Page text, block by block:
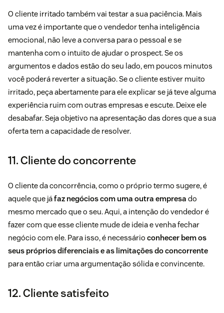
O cliente irritado também vai testar a sua paciência. Mais
uma vez é importante que o vendedor tenha inteligência
emocional, não leve a conversa para o pessoal e se
mantenha com o intuito de ajudar o prospect. Se os
argumentos e dados estão do seu lado, em poucos minutos
você poderá reverter a situação. Se o cliente estiver muito
irritado, peça abertamente para ele explicar se já teve alguma
experiência ruim com outras empresas e escute. Deixe ele
desabafar. Seja objetivo na apresentação das dores que a sua
oferta tem a capacidade de resolver.
11. Cliente do concorrente
O cliente da concorrência, como o próprio termo sugere, é
aquele que jáfaz negócios com uma outra empresa do
mesmo mercado que o seu. Aqui, a intenção do vendedor é
fazer com que esse cliente mude de ideia e venha fechar
negócio com ele. Para isso, é necessário conhecer bem os
seus próprios diferenciais e as limitações do concorrente
para então criar uma argumentação sólida e convincente.
12. Cliente satisfeito